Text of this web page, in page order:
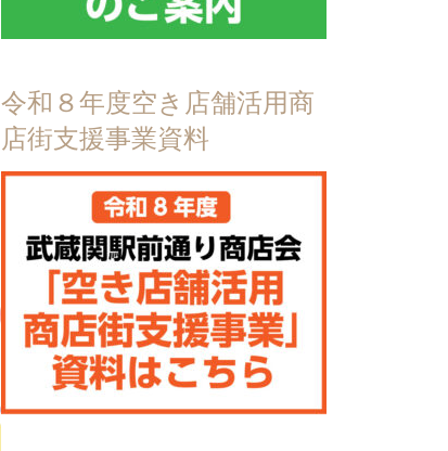
令和８年度空き店舗活用商
店街支援事業資料